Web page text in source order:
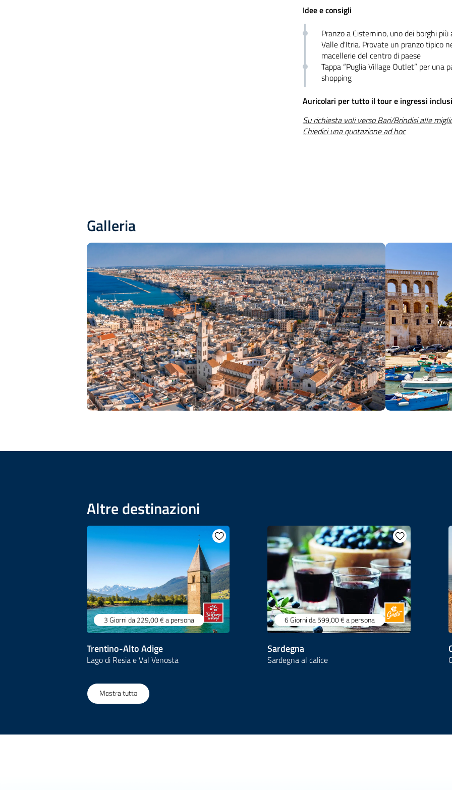
Idee e consigli
Pranzo a Cisternino, uno dei borghi
Valle d'Itria. Provate un pranzo tipico
macellerie del centro di paese
Tappa “Puglia Village Outlet” per una
shopping
Auricolari per tutto il tour e ingressi inclusi
Su richiesta voli verso Bari/Brindisi alle
Chiedici una quotazione ad hoc
Galleria
Altre destinazioni
3 Giornida 229,00 €a persona
Trentino-Alto Adige
Lago di Resia e Val Venosta
6 Giornida 599,00 €a persona
Sardegna
Sardegna al calice
1 158
Mostra tutto